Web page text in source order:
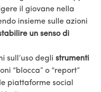
il giovane nella
insieme sulle azioni
un senso di
sull’uso deglistrumenti
“blocca” o “report”
piattaforme social